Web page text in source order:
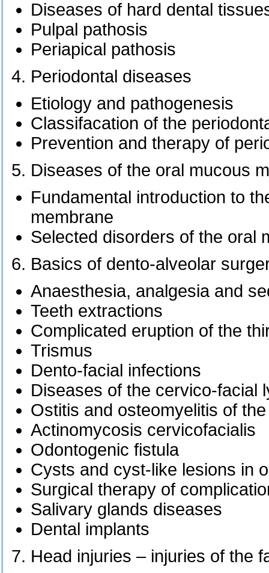
Diseases of hard dental
Pulpal pathosis
Periapical pathosis
Periodontal diseases
Etiology and pathogenesis
Classifacation of the
Prevention and therapy of
Diseases of the oral mucous
Fundamental introduction to
membrane
Selected disorders of the oral
Basics of dento-alveolar
Anaesthesia, analgesia and
Teeth extractions
Complicated eruption of the
Trismus
Dento-facial infections
Diseases of the cervico-facial
Ostitis and osteomyelitis of
Actinomycosis cervicofacialis
Odontogenic fistula
Cysts and cyst-like lesions in
Surgical therapy of
Salivary glands diseases
Dental implants
Head injuries – injuries of the